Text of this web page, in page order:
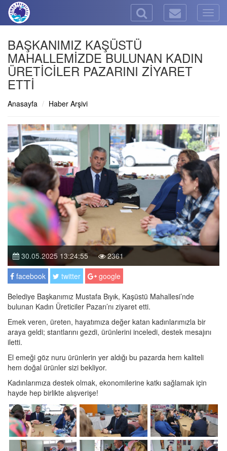
BAŞKANIMIZ KAŞÜSTÜ
MAHALLEMİZDE BULUNAN KADIN
ÜRETİCİLER PAZARINI ZİYARET
ETTİ
Anasayfa Haber Arşivi
30.05.2025 13:24:55
2361
facebook
twitter
google
Belediye Başkanımız Mustafa Bıyık, Kaşüstü Mahallesi’nde
bulunan Kadın Üreticiler Pazarı’nı ziyaret etti.
Emek veren, üreten, hayatımıza değer katan kadınlarımızla bir
araya geldi; stantlarını gezdi, ürünlerini inceledi, destek mesajını
iletti.
El emeği göz nuru ürünlerin yer aldığı bu pazarda hem kaliteli
hem doğal ürünler sizi bekliyor.
Kadınlarımıza destek olmak, ekonomilerine katkı sağlamak için
hayde hep birlikte alışverişe!